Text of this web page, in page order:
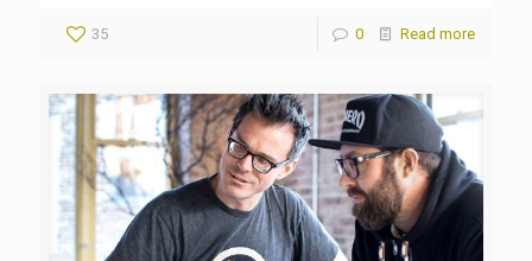
35 0 Read more